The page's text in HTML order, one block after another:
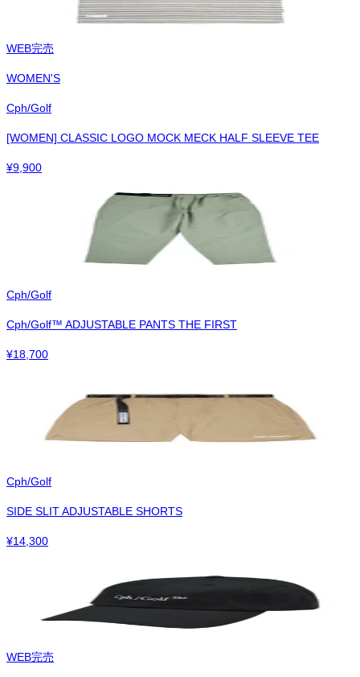
WEB完売
WOMEN'S
Cph/Golf
[WOMEN] CLASSIC LOGO MOCK MECK HALF SLEEVE TEE
¥9,900
Cph/Golf
Cph/Golf™︎ ADJUSTABLE PANTS THE FIRST
¥18,700
Cph/Golf
SIDE SLIT ADJUSTABLE SHORTS
¥14,300
WEB完売